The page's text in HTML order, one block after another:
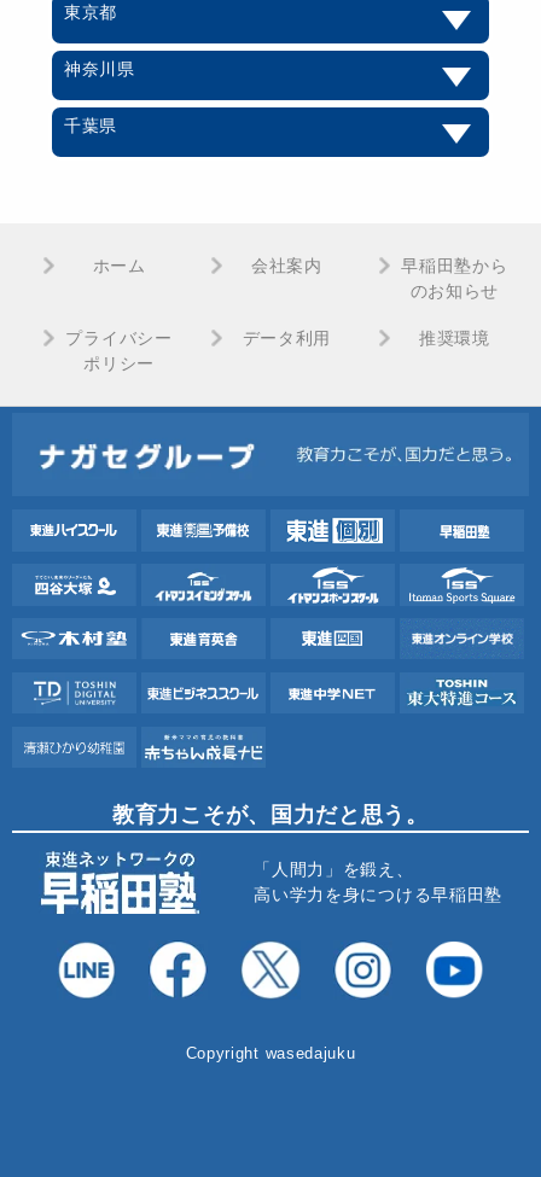
東京都
神奈川県
千葉県
ホーム 会社案内
早稲田塾から
のお知らせ
プライバシー
ポリシー
データ利用 推奨環境
教育力こそが、国力だと思う。
「人間力」を鍛え、
高い学力を身につける早稲田塾
Copyright wasedajuku